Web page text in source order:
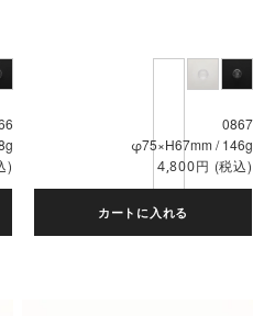
)
0867
φ75×H67mm / 146g
4,800円 (税込)
カートに入れる